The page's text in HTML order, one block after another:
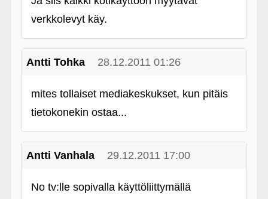
verkkolevyt käy.
Antti Tohka 28.12.2011 01:26
mites tollaiset mediakeskukset, kun pitäis
tietokonekin ostaa...
Antti Vanhala 29.12.2011 17:00
No tv:lle sopivalla käyttöliittymällä